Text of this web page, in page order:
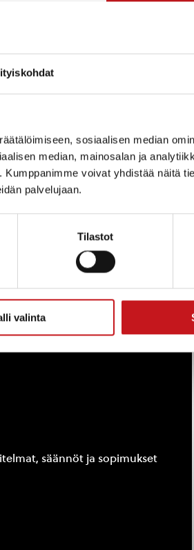
sosiaalisen median
median, mainosalan ja
voivat yhdistää näitä
palvelujaan.
Tilastot
valinta
säännöt ja sopimukset